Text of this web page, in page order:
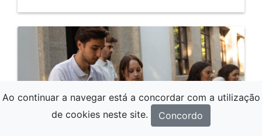
Ao continuar a navegar está a concordar com a utilização
de cookies neste site.
Concordo